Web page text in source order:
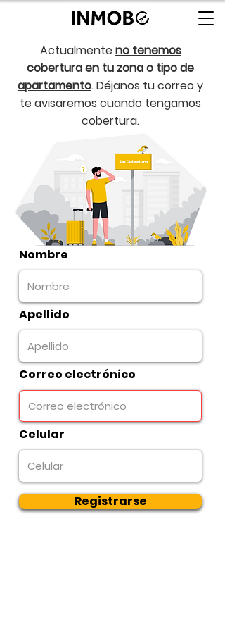
Actualmenteno tenemos
cobertura en tu zona o tipo de
apartamento. Déjanos tu correo y
te avisaremos cuando tengamos
cobertura.
Nombre
Apellido
Correo electrónico
Celular
Registrarse